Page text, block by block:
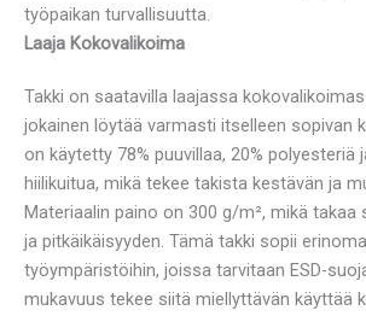
työpaikan turvallisuutta.
Laaja Kokovalikoima
Takki on saatavilla laajassa
jokainen löytää varmasti itselleen sopivan
on käytetty 78% puuvillaa, 20% polyesteriä
hiilikuitua, mikä tekee takista kestävän ja
Materiaalin paino on 300 g/m², mikä takaa
ja pitkäikäisyyden. Tämä takki sopii
työympäristöihin, joissa tarvitaan ESD-
mukavuus tekee siitä miellyttävän käyttää